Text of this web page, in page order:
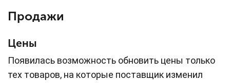
Продажи
Цены
Появилась возможность обновить цены только
тех товаров, на которые поставщик изменил